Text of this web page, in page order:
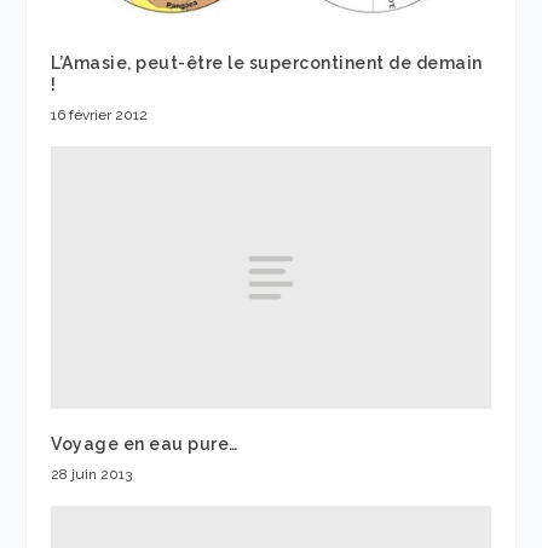
L’Amasie, peut-être le supercontinent de demain
!
16 février 2012
Voyage en eau pure…
28 juin 2013